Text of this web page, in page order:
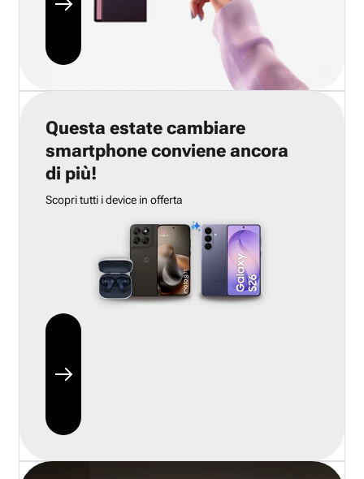
Questa estate cambiare
smartphone conviene ancora
di più!
Scopri tutti i device in offerta